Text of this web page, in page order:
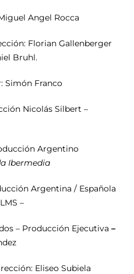
Angel Rocca
Florian Gallenberger
Bruhl.
Simón Franco
Nicolás Silbert –
Argentino
Ibermedia
Argentina / Española
–
– Producción Ejecutiva –
Eliseo Subiela